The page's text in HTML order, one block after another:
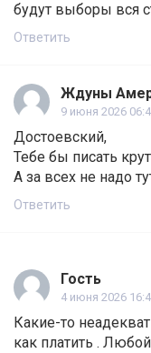
будут выборы вся
Ответить
Ждуны
9 июня 2026
Достоевский,
Тебе бы писать
А за всех не надо
Ответить
Гость
4 июня 2026
Какие-то
как платить .